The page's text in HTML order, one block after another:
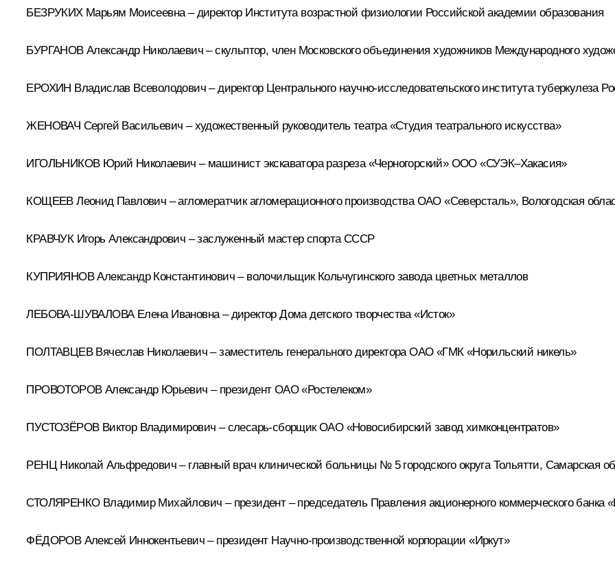
БЕЗРУКИХ Марьям Моисеевна – директор Института возрастной физиологии Российской академии образования
БУРГАНОВ Александр Николаевич – скульптор, член Московского объединения художников Международного
ЕРОХИН Владислав Всеволодович – директор Центрального научно-исследовательского института туберкулеза
ЖЕНОВАЧ Сергей Васильевич – художественный руководитель театра «Студия театрального искусства»
ИГОЛЬНИКОВ Юрий Николаевич – машинист экскаватора разреза «Черногорский» ООО «СУЭК–Хакасия»
КОЩЕЕВ Леонид Павлович – агломератчик агломерационного производства ОАО «Северсталь», Вологодская
КРАВЧУК Игорь Александрович – заслуженный мастер спорта СССР
КУПРИЯНОВ Александр Константинович – волочильщик Кольчугинского завода цветных металлов
ЛЕБОВА-ШУВАЛОВА Елена Ивановна – директор Дома детского творчества «Исток»
ПОЛТАВЦЕВ Вячеслав Николаевич – заместитель генерального директора ОАО «ГМК «Норильский никель»
ПРОВОТОРОВ Александр Юрьевич – президент ОАО «Ростелеком»
ПУСТОЗЁРОВ Виктор Владимирович – слесарь-сборщик ОАО «Новосибирский завод химконцентратов»
РЕНЦ Николай Альфредович – главный врач клинической больницы № 5 городского округа Тольятти, Самарская
СТОЛЯРЕНКО Владимир Михайлович – президент – председатель Правления акционерного коммерческого банка
ФЁДОРОВ Алексей Иннокентьевич – президент Научно-производственной корпорации «Иркут»